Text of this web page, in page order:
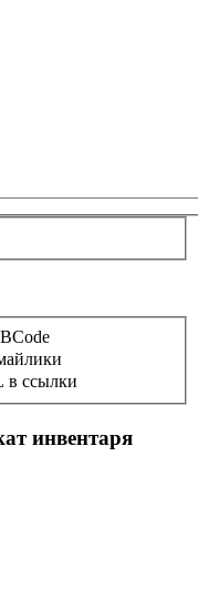
в ссылки
инвентаря